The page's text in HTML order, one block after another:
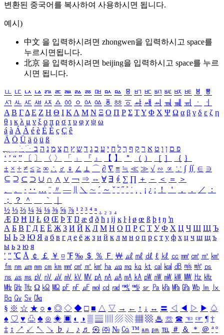
변환된 중국어를 복사하여 사용하시면 됩니다.
예시)
中文 을 입력하시려면 zhongwen을 입력하시고 space를
누르시면됩니다.
北京 을 입력하시려면 beijing을 입력하시고 space를 누르
시면 됩니다.
ㅥ ㅦ ㅧ ㅨ ㅩ ㅪ ㅫ ㅬ ㅭ ㅮ ㅯ ㅰ ㅱ ㅲ ㅳ ㅴ ㅵ ㅶ ㅷ ㅸ
ㅹ
ㅺ ㅻ ㅼ ㅽ ㅾ ㅿ ㆀ ㆁ ㆂ ㆃ ㆄ ㆅ ㆆ ㆇ ㆈ ㆉ ㆊ ㆋ ㆌ ㆍ
ㆎ
Α Β ΓΔ Ε Ζ Η Θ Ι ΚΛ Μ Ν Ξ Ο Π Ρ Σ ΤΥ Φ Χ Ψ Ω α β γ δ ε ζ η
θ ι κ λ μ ν ξ ο π ρ σ τ υ φ χ ψ ω
á à Á À é è É È ç Ç ê
Ä Ö Ü ä ö ü ß
ִֶֹ ֻּ ׁׂ פ ם ן ו ט א ר ק ף ך ל ח י ע כ ג ד ש ץ ת צ מ נ ה ב
‘ ’ “ ” 〔 〕 〈 〉 「 」 『 』 【 】 ＂ （ ） ［ ］ ｛ ｝
± × ÷ ≠ ≤ ≥ ∞ ∴ ♂ ♀ ∠ ⊥ ⌒ ∂ ∇ ≡ ≒ ≪ ≫ √ ∽ ∝ ∵ ∫ ∬ ∈ ∋
⊆ ⊇ ⊂ ⊃ ∪ ∩ ∧ ∨ ￢ ⇒ ⇔ ∀ ∃ ∮ ∑ ∏ ＋ － ＜ ＝
＞
、
。 · ‥ … ¨ 〃 ― ＼ ∼ ´ ～ ˇ ˘ ˝ ˚ ˙ ¸ ¡ ¿ ː ！ ＇ ， ． ／
：
；
？ ＾ ｀
½ ⅓ ⅔ ¼ ¾ ⅛ ⅜ ⅝ ⅞ ¹ ² ³ ⁴ ⁿ ₁ ₂ ₃ ₄
Æ Ð Ħ Ĳ Ł Ø Œ Þ Ŧ Ŋ æ đ ð ħ ı ĳ ĸ ŀ ł ø œ ß þ ŧ ŋ ŉ
А Б В Г Д Е Ё Ж З И Й К Л М Н О П Р С Т У Ф Х Ц Ч Ш Щ Ъ
Ы Ь Э Ю Я а б в г д е ё ж з и й к л м н о п р с т у ф х ц ч ш щ ъ
ы ь э ю я
′ ″ ℃ Å ￠ ￡ ￥ ¤ ℉ ‰ ＄ ％ Ｆ ￦ ㎕ ㎖ ㎗ ℓ ㎘ ㏄ ㎣ ㎤ ㎥ ㎦
㎙ ㎚ ㎛ ㎜ ㎝ ㎞ ㎟ ㎠ ㎡ ㎢ ㏊ ㎍ ㎎ ㎏ ㏏ ㎈ ㎉ ㏈ ㎧ ㎨ ㎰
㎱ ㎲ ㎳ ㎴ ㎵ ㎶ ㎷ ㎸ ㎹ ㎀ ㎁ ㎂ ㎃ ㎄ ㎺ ㎻ ㎽ ㎾ ㎿ ㎐ ㎑
㎒ ㎓ ㎔ Ω ㏀ ㏁ ㎊ ㎋ ㎌ ㏖ ㏅ ㎭ ㎮ ㎯ ㏛ ㎩ ㎪ ㎫ ㎬ ㏝ ㏐
㏓
㏃ ㏉ ㏜ ㏆
§ ※ ☆ ★ ○ ● ◎ ◇ ◆ □ ■ △ ▽ → ← ↑ ↓ ↔ 〓 ◁ ◀ ▷ ▶ ♤
♠ ♡ ♥ ♧ ♣ ⊙ ◈ ▣ ◐ ◑ ▒ ▤ ▨ ▧ ▦ ▩ ♨ ☏ ☎ ☜ ☞ ¶ †
‡ ↕ ↗ ↙ ↖ ↘ ♭ ♩ ♪ ♬ ㉿ ㈜ № ㏇ ™ ㏂ ㏘ ℡ ＃ ＆ ＊ ＠ ª º